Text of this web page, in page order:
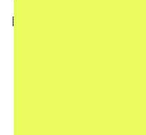
目次